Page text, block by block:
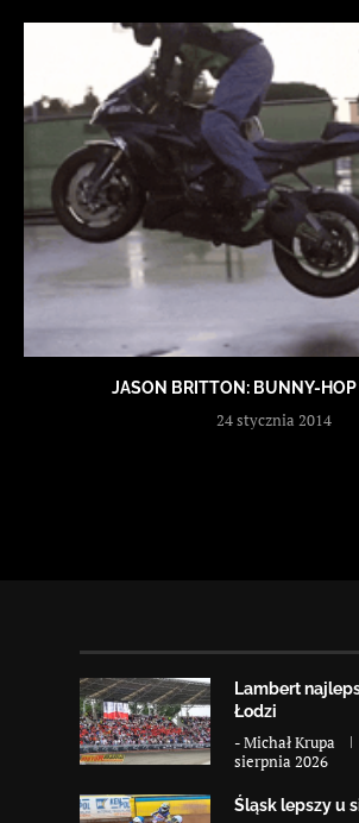
JASON BRITTON: BUNNY-
24 stycznia 2014
Lambert
Łodzi
-Michał Krupa
sierpnia 2026
Śląsk lepszy u